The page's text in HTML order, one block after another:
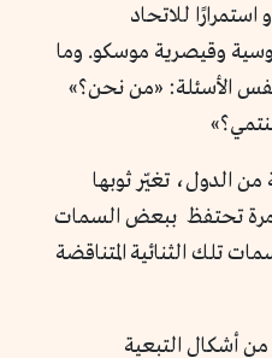
استمرارًا للاتحاد
وقيصرية موسكو. وما
الأسئلة: «من نحن؟»
الدول، تغيّر ثوبها
تحتفظ ببعض السمات
تلك الثنائية المتناقضة
أشكال التبعية